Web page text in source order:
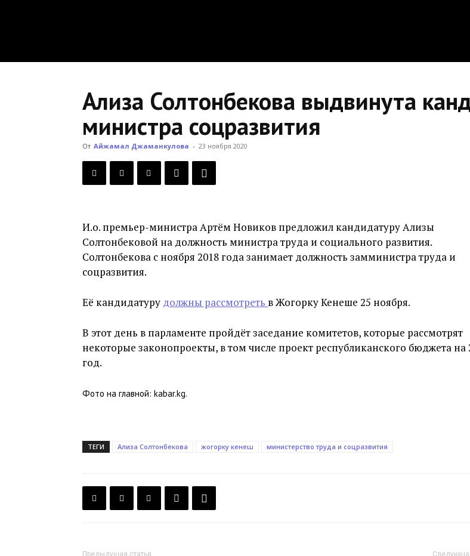
Ализа Солтонбекова выдвинута
министра соцразвития
От Айжамал Джаманкулова - 23 ноября 2020
И.о. премьер-министра Артём Новиков предложил кандидатуру Ализы
Солтонбековой на должность министра труда и социального развития.
Солтонбекова с ноября 2018 года занимает должность замминистра труда и
соцразвития.
Её кандидатуру должны рассмотреть в Жогорку Кенеше 25 ноября.
В этот день в парламенте пройдёт заседание комитетов, которые рассмотрят
некоторые законопроекты, в том числе проект республиканского бюджета на
год.
Фото на главной: kabar.kg.
ТЕГИ Ализа Солтонбекова жогорку кенеш министерство труда и соцразвития
Предыдущая статья